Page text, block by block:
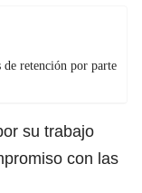
retención por parte
su trabajo
con las